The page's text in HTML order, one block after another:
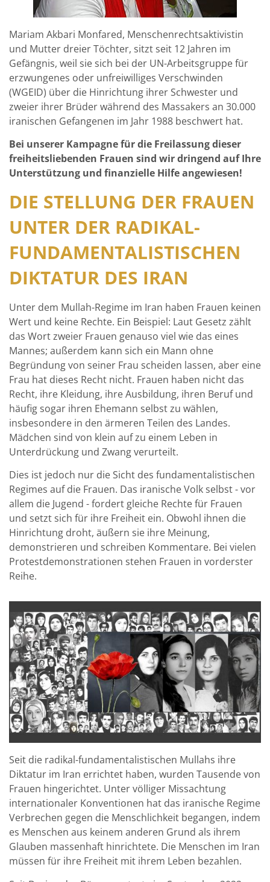
Mariam Akbari Monfared, Menschenrechtsaktivistin
und Mutter dreier Töchter, sitzt seit 12 Jahren im
Gefängnis, weil sie sich bei der UN-Arbeitsgruppe für
erzwungenes oder unfreiwilliges Verschwinden
(WGEID) über die Hinrichtung ihrer Schwester und
zweier ihrer Brüder während des Massakers an 30.000
iranischen Gefangenen im Jahr 1988 beschwert hat.
Bei unserer Kampagne für die Freilassung dieser
freiheitsliebenden Frauen sind wir dringend auf Ihre
Unterstützung und finanzielle Hilfe angewiesen!
DIE STELLUNG DER FRAUEN
UNTER DER RADIKAL-
FUNDAMENTALISTISCHEN
DIKTATUR DES IRAN
Unter dem Mullah-Regime im Iran haben Frauen keinen
Wert und keine Rechte. Ein Beispiel: Laut Gesetz zählt
das Wort zweier Frauen genauso viel wie das eines
Mannes; außerdem kann sich ein Mann ohne
Begründung von seiner Frau scheiden lassen, aber eine
Frau hat dieses Recht nicht. Frauen haben nicht das
Recht, ihre Kleidung, ihre Ausbildung, ihren Beruf und
häufig sogar ihren Ehemann selbst zu wählen,
insbesondere in den ärmeren Teilen des Landes.
Mädchen sind von klein auf zu einem Leben in
Unterdrückung und Zwang verurteilt.
Dies ist jedoch nur die Sicht des fundamentalistischen
Regimes auf die Frauen. Das iranische Volk selbst - vor
allem die Jugend - fordert gleiche Rechte für Frauen
und setzt sich für ihre Freiheit ein. Obwohl ihnen die
Hinrichtung droht, äußern sie ihre Meinung,
demonstrieren und schreiben Kommentare. Bei vielen
Protestdemonstrationen stehen Frauen in vorderster
Reihe.
Seit die radikal-fundamentalistischen Mullahs ihre
Diktatur im Iran errichtet haben, wurden Tausende von
Frauen hingerichtet. Unter völliger Missachtung
internationaler Konventionen hat das iranische Regime
Verbrechen gegen die Menschlichkeit begangen, indem
es Menschen aus keinem anderen Grund als ihrem
Glauben massenhaft hinrichtete. Die Menschen im Iran
müssen für ihre Freiheit mit ihrem Leben bezahlen.